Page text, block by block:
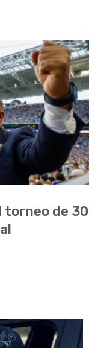
torneo de 30